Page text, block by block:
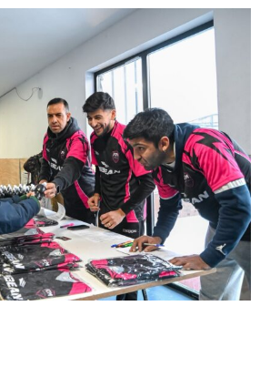
en el «Cochocho» (Video/entrevista)